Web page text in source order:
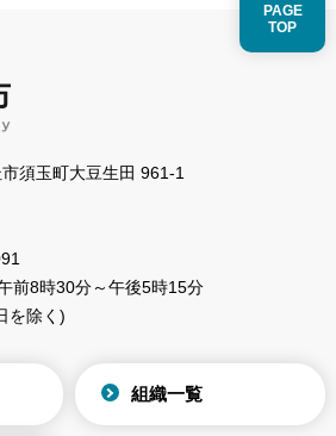
PAGE
TOP
須玉町大豆生田 961-1
前8時30分～午後5時15分
を除く)
組織一覧